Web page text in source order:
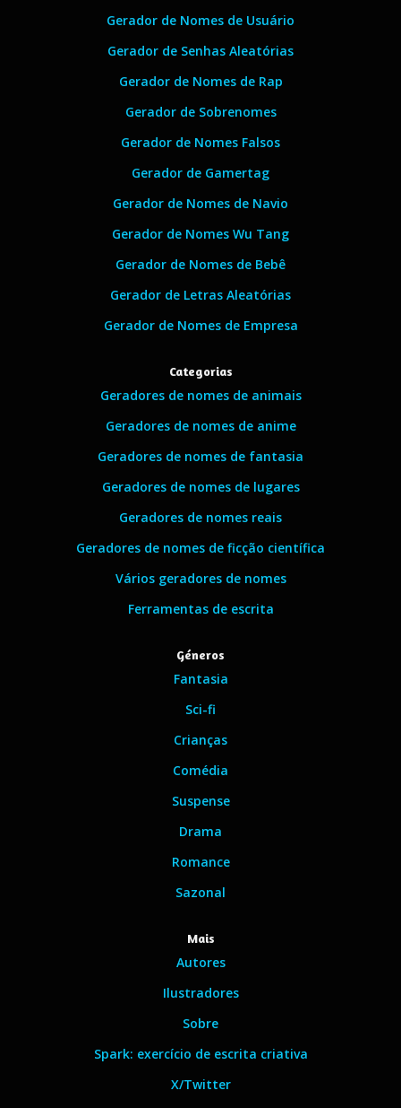
Gerador de Nomes de Usuário
Gerador de Senhas Aleatórias
Gerador de Nomes de Rap
Gerador de Sobrenomes
Gerador de Nomes Falsos
Gerador de Gamertag
Gerador de Nomes de Navio
Gerador de Nomes Wu Tang
Gerador de Nomes de Bebê
Gerador de Letras Aleatórias
Gerador de Nomes de Empresa
Categorias
Geradores de nomes de animais
Geradores de nomes de anime
Geradores de nomes de fantasia
Geradores de nomes de lugares
Geradores de nomes reais
Geradores de nomes de ficção científica
Vários geradores de nomes
Ferramentas de escrita
Géneros
Fantasia
Sci-fi
Crianças
Comédia
Suspense
Drama
Romance
Sazonal
Mais
Autores
Ilustradores
Sobre
Spark: exercício de escrita criativa
X/Twitter